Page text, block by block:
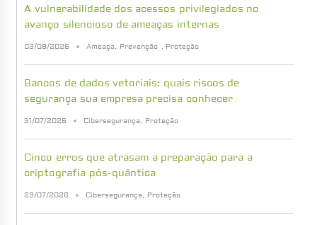
A vulnerabilidade dos acessos privilegiados no
avanço silencioso de ameaças internas
03/08/2026 Ameaça, Prevenção , Proteção
Bancos de dados vetoriais: quais riscos de
segurança sua empresa precisa conhecer
31/07/2026 Cibersegurança, Proteção
Cinco erros que atrasam a preparação para a
criptografia pós-quântica
29/07/2026 Cibersegurança, Proteção